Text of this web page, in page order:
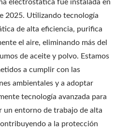
electrostática fue instalada en
2025. Utilizando tecnología
de alta eficiencia, purifica
el aire, eliminando más del
de aceite y polvo. Estamos
a cumplir con las
ambientales y a adoptar
tecnología avanzada para
un entorno de trabajo de alta
a la protección